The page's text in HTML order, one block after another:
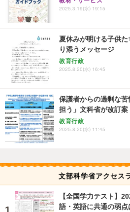
2025.3.19(水) 19:15
夏休みが明ける子供
り添うメッセージ
教育行政
2025.8.20(水) 16:45
保護者からの過剰な
担う」文科省が改訂案
教育行政
2025.8.20(水) 11:45
文部科学省アクセス
【全国学力テスト】
語・英語に共通の弱点